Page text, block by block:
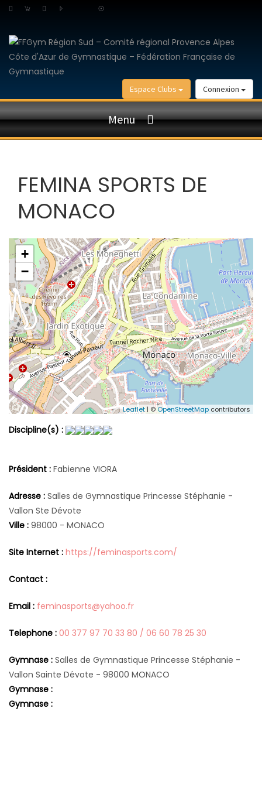
Connexion
Espace Clubs
Menu
FEMINA SPORTS DE
MONACO
+
−
Leaflet| ©OpenStreetMap contributors
Discipline(s) :
Président : Fabienne VIORA
Adresse : Salles de Gymnastique Princesse Stéphanie -
Vallon Ste Dévote
Ville : 98000 - MONACO
Site Internet : https://feminasports.com/
Contact :
Email : feminasports@yahoo.fr
Telephone : 00 377 97 70 33 80 / 06 60 78 25 30
Gymnase : Salles de Gymnastique Princesse Stéphanie -
Vallon Sainte Dévote - 98000 MONACO
Gymnase :
Gymnase :